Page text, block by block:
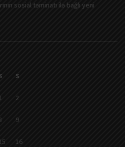
sosial təminatı ilə bağlı yeni
S
2
9
16